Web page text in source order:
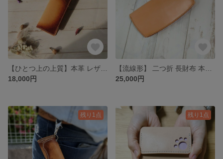
18,000円
25,000円
残り1点 残り1点